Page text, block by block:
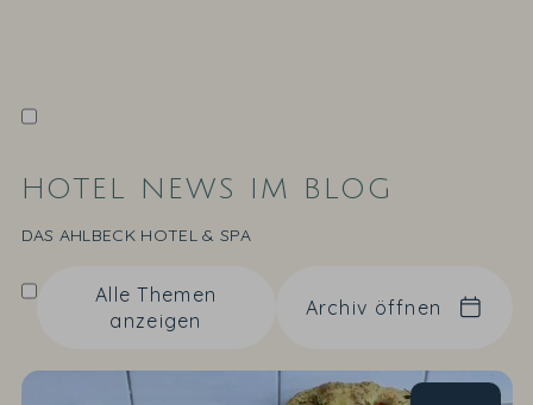
HOTEL NEWS IM BLOG
DAS AHLBECK HOTEL & SPA
Alle Themen
anzeigen
Archiv öffnen